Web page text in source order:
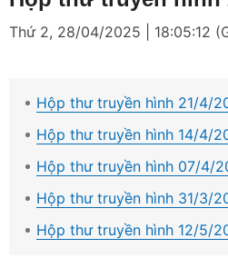
Thứ 2, 28/04/2025 | 18:05:12
Hộp thư truyền hình 21/4/
Hộp thư truyền hình 14/4/
Hộp thư truyền hình 07/4/
Hộp thư truyền hình 31/3/
Hộp thư truyền hình 12/5/